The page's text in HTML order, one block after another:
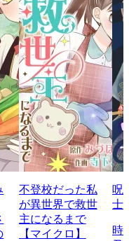
不登校だった私
が異世界で救世
主になるまで
【マイクロ】
呪
士
時